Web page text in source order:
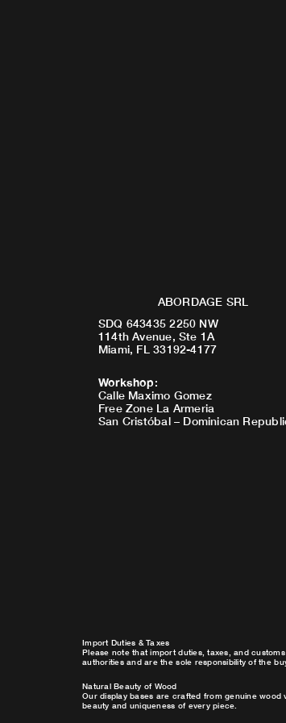
ABORDAGE SRL
SDQ 643435 2250 NW
114th Avenue, Ste 1A
Miami, FL 33192-4177
Workshop:
Calle Maximo Gomez
Free Zone La Armeria
San Cristóbal – Dominican
Import Duties & Taxes
Please note that import duties, taxes, and
authorities and are the sole responsibility of the
Natural Beauty of Wood
Our display bases are crafted from genuine
beauty and uniqueness of every piece.